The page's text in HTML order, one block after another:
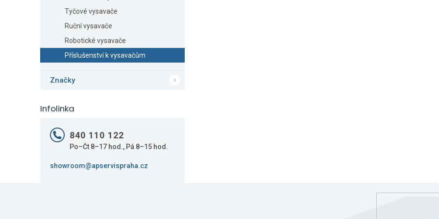
Tyčové vysavače
Ruční vysavače
Robotické vysavače
Příslušenství k vysavačům
Značky
Infolinka
840 110 122
Po–Čt 8–17 hod., Pá 8–15 hod.
showroom@apservispraha.cz